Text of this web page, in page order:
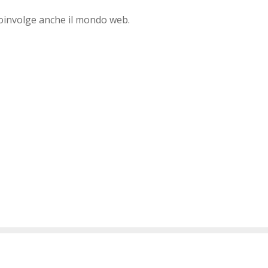
anche il mondo web.